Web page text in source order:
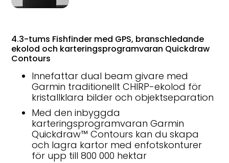
4.3-tums Fishfinder med GPS, branschledande
ekolod och karteringsprogramvaran Quickdraw
Contours
Innefattar dual beam givare med
Garmin traditionellt CHIRP-ekolod för
kristallklara bilder och objektseparation
Med den inbyggda
karteringsprogramvaran Garmin
Quickdraw™ Contours kan du skapa
och lagra kartor med enfotskonturer
för upp till 800 000 hektar